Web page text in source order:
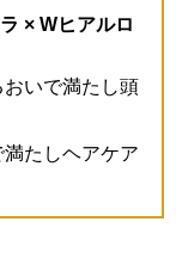
× Wヒアルロ
いで満たし頭
たしヘアケア